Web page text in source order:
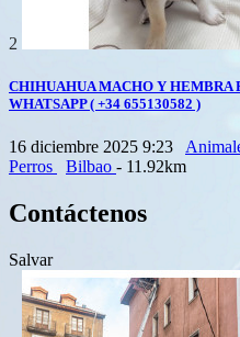
2
CHIHUAHUA MACHO Y HEMBRA
WHATSAPP ( +34 655130582 )
16 diciembre 2025 9:23
Perros
Bilbao - 11.92km
Contáctenos
Salvar